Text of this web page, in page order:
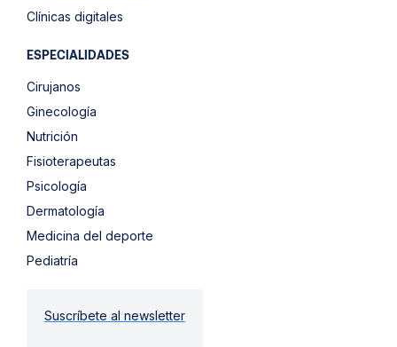
Clínicas digitales
ESPECIALIDADES
Cirujanos
Ginecología
Nutrición
Fisioterapeutas
Psicología
Dermatología
Medicina del deporte
Pediatría
Suscríbete al newsletter